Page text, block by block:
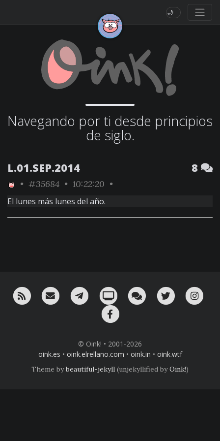
🌙
Navegando por ti desde principios
de siglo.
L.01.SEP.2014 8
• #35684 • 10:22:20 •
El lunes más lunes del año.
RSS ¡Mándame un email!¡Nuestro canal en Telegram!
Oink! TV Charla con nosotros
Twitter
© Oink! • 2001-2026
oink.es • oink.elrellano.com • oink.in • oink.wtf
Theme bybeautiful-jekyll (unjekyllified byOink!)